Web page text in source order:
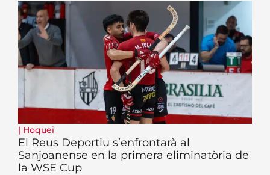
| Hoquei
El Reus Deportiu s’enfrontarà al
Sanjoanense en la primera eliminatòria de
la WSE Cup